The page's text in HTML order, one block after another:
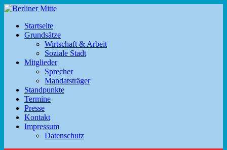
Startseite
Grundsätze
Wirtschaft & Arbeit
Soziale Stadt
Mitglieder
Sprecher
Mandatsträger
Standpunkte
Termine
Presse
Kontakt
Impressum
Datenschutz